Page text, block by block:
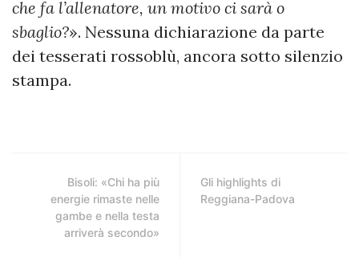
che fa l’allenatore, un motivo ci sarà o
sbaglio?». Nessuna dichiarazione da parte
dei tesserati rossoblù, ancora sotto silenzio
stampa.
Bisoli: «Chi ha più
energie rimaste nelle
gambe e nella testa
arriverà secondo»
Gli highlights di
Reggiana-Padova